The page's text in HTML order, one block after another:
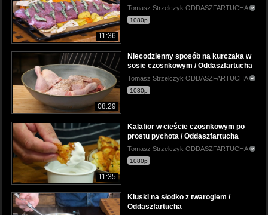
11:36
Tomasz Strzelczyk ODDASZFARTUCHA
1080p
08:29
Niecodzienny sposób na kurczaka w
sosie czosnkowym / Oddaszfartucha
Tomasz Strzelczyk ODDASZFARTUCHA
1080p
11:35
Kalafior w cieście czosnkowym po
prostu pychota / Oddaszfartucha
Tomasz Strzelczyk ODDASZFARTUCHA
1080p
Kluski na słodko z twarogiem /
Oddaszfartucha